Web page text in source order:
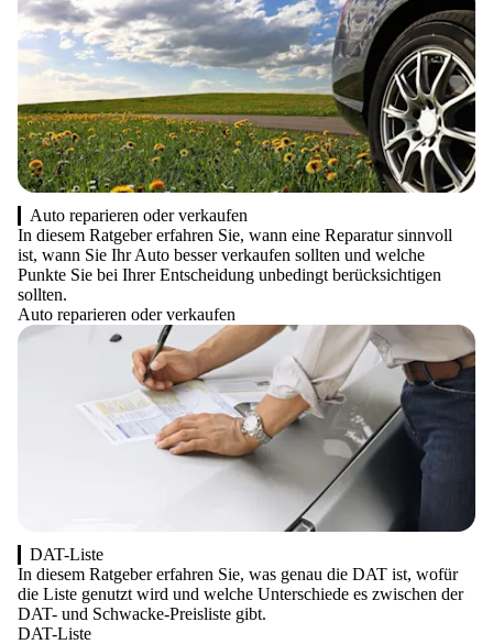
Auto reparieren oder verkaufen
In diesem Ratgeber erfahren Sie, wann eine Reparatur sinnvoll
ist, wann Sie Ihr Auto besser verkaufen sollten und welche
Punkte Sie bei Ihrer Entscheidung unbedingt berücksichtigen
sollten.
Auto reparieren oder verkaufen
DAT-Liste
In diesem Ratgeber erfahren Sie, was genau die DAT ist, wofür
die Liste genutzt wird und welche Unterschiede es zwischen der
DAT- und Schwacke-Preisliste gibt.
DAT-Liste